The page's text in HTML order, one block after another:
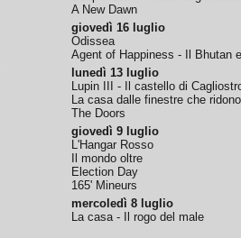
A New Dawn
giovedì 16 luglio
Odissea
Agent of Happiness - Il Bhutan
lunedì 13 luglio
Lupin III - Il castello di
La casa dalle finestre che ridono
The Doors
giovedì 9 luglio
L'Hangar Rosso
Il mondo oltre
Election Day
165' Mineurs
mercoledì 8 luglio
La casa - Il rogo del male